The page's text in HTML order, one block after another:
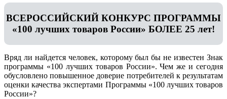
ВСЕРОССИЙСКИЙ КОНКУРС ПРОГРАММЫ
«100 лучших товаров России» БОЛЕЕ 25 лет!
Вряд ли найдется человек, которому был бы не известен Знак
программы «100 лучших товаров России». Чем же и сегодня
обусловлено повышенное доверие потребителей к результатам
оценки качества экспертами Программы «100 лучших товаров
России»?